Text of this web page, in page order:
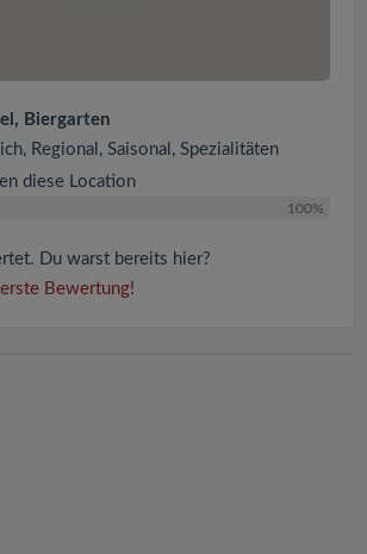
Biergarten
Regional, Saisonal, Spezialitäten
diese Location
100%
Du warst bereits hier?
Bewertung!